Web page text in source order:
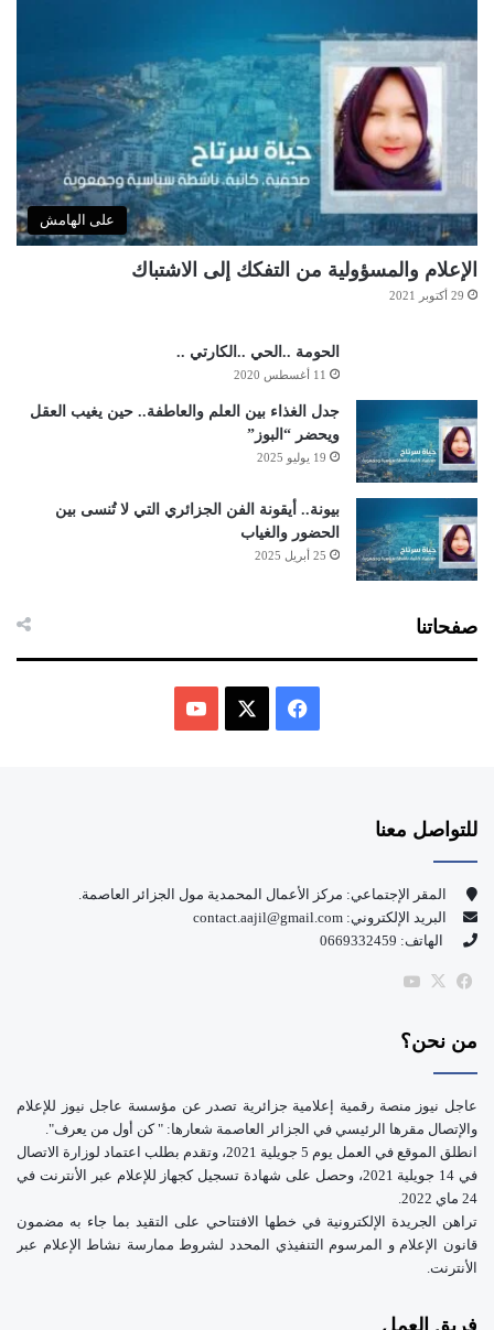
على الهامش
الإعلام والمسؤولية من التفكك إلى الاشتباك
29 أكتوبر 2021
الحومة ..الحي ..الكارتي ..
11 أغسطس 2020
جدل الغذاء بين العلم والعاطفة.. حين يغيب العقل
ويحضر “البوز”
19 يوليو 2025
بيونة.. أيقونة الفن الجزائري التي لا تُنسى بين
الحضور والغياب
25 أبريل 2025
صفحاتنا
و
ك
للتواصل معنا
المقر الإجتماعي: مركز الأعمال المحمدية مول الجزائر العاصمة.
البريد الإلكتروني: contact.aajil@gmail.com
الهاتف: 0669332459
فيسبوك
‫X
من نحن؟
عاجل نيوز منصة رقمية إعلامية جزائرية تصدر عن مؤسسة عاجل نيوز للإعلام
والإتصال مقرها الرئيسي في الجزائر العاصمة شعارها: " كن أول من يعرف".
انطلق الموقع في العمل يوم 5 جويلية 2021، وتقدم بطلب اعتماد لوزارة الاتصال
في 14 جويلية 2021، وحصل على شهادة تسجيل كجهاز للإعلام عبر الأنترنت في
24 ماي 2022.
تراهن الجريدة الإلكترونية في خطها الافتتاحي على التقيد بما جاء به مضمون
قانون الإعلام و المرسوم التنفيذي المحدد لشروط ممارسة نشاط الإعلام عبر
الأنترنت.
فريق العمل